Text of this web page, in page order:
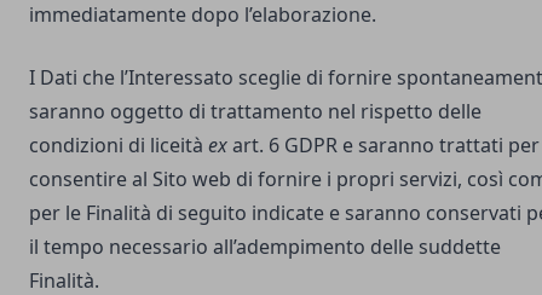
immediatamente dopo l’elaborazione.
I Dati che l’Interessato sceglie di fornire
saranno oggetto di trattamento nel rispetto delle
condizioni di liceità exart. 6 GDPR e saranno trattati per
consentire al Sito web di fornire i propri servizi, così
per le Finalità di seguito indicate e saranno conservati
il tempo necessario all’adempimento delle suddette
Finalità.